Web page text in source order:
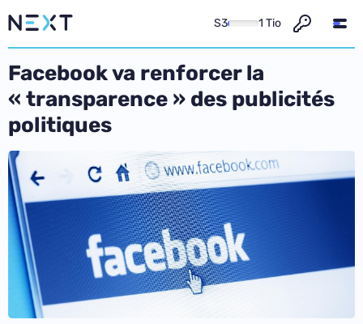
S3 1 Tio
Facebook va renforcer la
« transparence » des publicités
politiques